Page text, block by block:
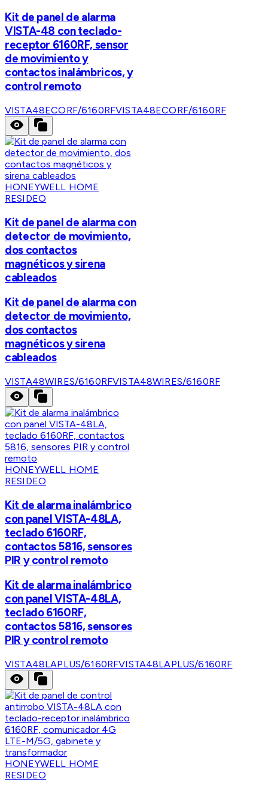
Kit de panel de alarma
VISTA-48 con teclado-
receptor 6160RF, sensor
de movimiento y
contactos inalámbricos, y
control remoto
VISTA48ECORF/6160RFVISTA48ECORF/6160RF
HONEYWELL HOME
RESIDEO
Kit de panel de alarma con
detector de movimiento,
dos contactos
magnéticos y sirena
cableados
Kit de panel de alarma con
detector de movimiento,
dos contactos
magnéticos y sirena
cableados
VISTA48WIRES/6160RFVISTA48WIRES/6160RF
HONEYWELL HOME
RESIDEO
Kit de alarma inalámbrico
con panel VISTA-48LA,
teclado 6160RF,
contactos 5816, sensores
PIR y control remoto
Kit de alarma inalámbrico
con panel VISTA-48LA,
teclado 6160RF,
contactos 5816, sensores
PIR y control remoto
VISTA48LAPLUS/6160RFVISTA48LAPLUS/6160RF
HONEYWELL HOME
RESIDEO